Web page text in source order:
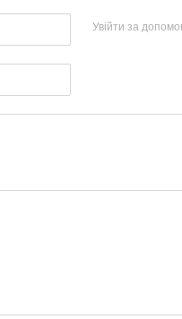
Увійти за